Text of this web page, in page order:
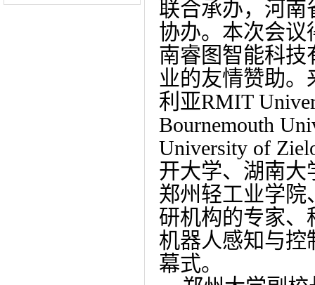
联合承办，河南
协办。本次会议
南睿图智能科技
业的友情赞助。
利亚RMIT
Bournemouth
University of
开大学、湖南大
郑州轻工业学院
研机构的专家、
机器人感知与控
幕式。